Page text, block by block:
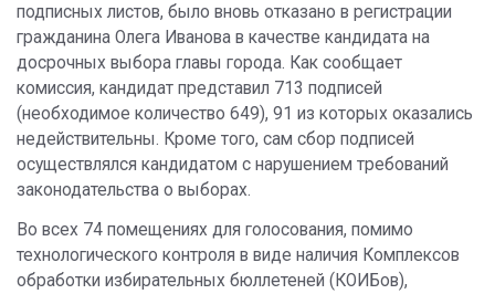
подписных листов, было вновь отказано в регистрации
гражданина Олега Иванова в качестве кандидата на
досрочных выбора главы города. Как сообщает
комиссия, кандидат представил 713 подписей
(необходимое количество 649), 91 из которых оказались
недействительны. Кроме того, сам сбор подписей
осуществлялся кандидатом с нарушением требований
законодательства о выборах.
Во всех 74 помещениях для голосования, помимо
технологического контроля в виде наличия Комплексов
обработки избирательных бюллетеней (КОИБов),